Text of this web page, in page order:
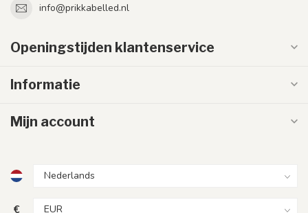
info@prikkabelled.nl
Openingstijden klantenservice
Informatie
Mijn account
€